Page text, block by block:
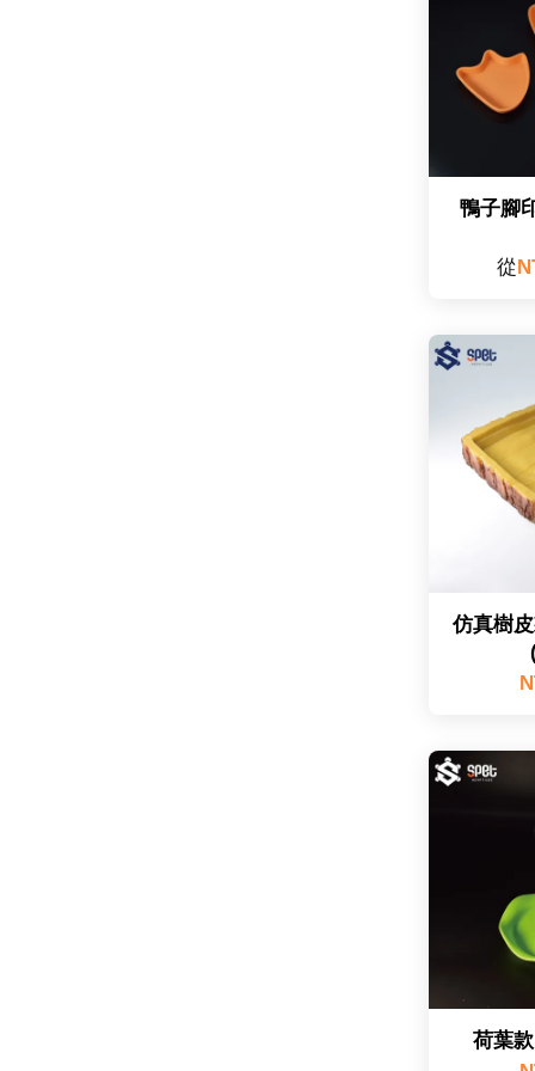
鴨子腳
從
仿真樹
荷葉